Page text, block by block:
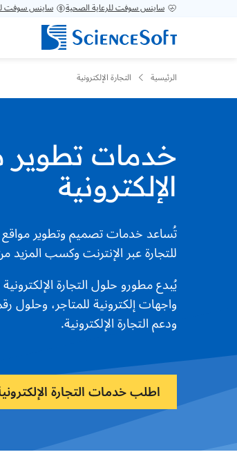
ساينس سوفت للرعاية الصحية ساينس سوفت
الرئيسية التجارة الإلكترونية
خدمات تطوير
الإلكترونية
تُساعد خدمات تصميم وتطوير مواقع
للتجارة عبر الإنترنت وكسب المزيد
يُبدع مطورو حلول التجارة
واجهات إلكترونية للمتاجر،
ودعم التجارة الإلكترونية.
اطلب خدمات التجارة